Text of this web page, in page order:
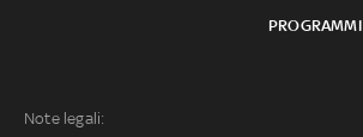
PROGRAMMI
Note legali: